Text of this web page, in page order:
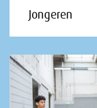
Jongeren